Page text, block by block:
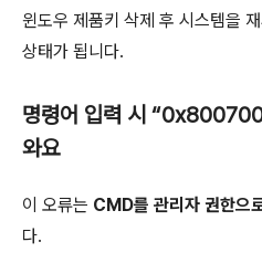
윈도우 제품키 삭제 후 시스템을
상태가 됩니다.
명령어 입력 시
와요
이 오류는 CMD를 관리자 권한으
다.